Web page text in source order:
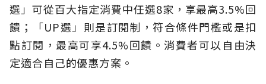
選」可從百大指定消費中任選8家，享最高3.5%回
饋；「UP選」則是訂閱制，符合條件門檻或是扣
點訂閱，最高可享4.5%回饋。消費者可以自由決
定適合自己的優惠方案。